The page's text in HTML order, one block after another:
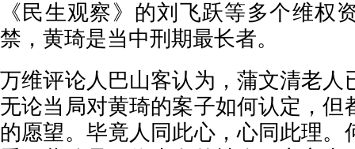
《民生观察》的刘飞跃等多个维权
禁，黄琦是当中刑期最长者。
万维评论人巴山客认为，蒲文清老人
无论当局对黄琦的案子如何认定，但
的愿望。毕竟人同此心，心同此理。